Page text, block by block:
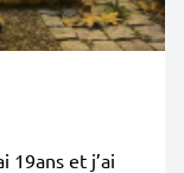
19ans et j’ai